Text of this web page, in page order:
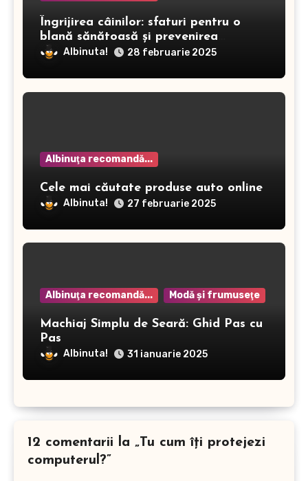
Îngrijirea câinilor: sfaturi pentru o
blană sănătoasă și prevenirea
dermatitei
Albinuta! 28 februarie 2025
Albinuţa recomandă...
Cele mai căutate produse auto online
Albinuta! 27 februarie 2025
Albinuţa recomandă... Modă şi frumuseţe
Machiaj Simplu de Seară: Ghid Pas cu
Pas
Albinuta! 31 ianuarie 2025
12 comentarii la „Tu cum îţi protejezi
computerul?”